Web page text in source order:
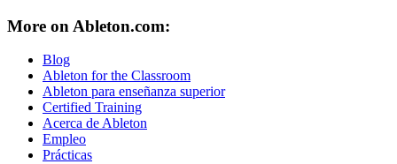
More on Ableton.com:
Blog
Ableton for the Classroom
Ableton para enseñanza superior
Certified Training
Acerca de Ableton
Empleo
Prácticas